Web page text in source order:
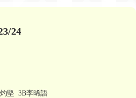
24
堅 3B李晞語